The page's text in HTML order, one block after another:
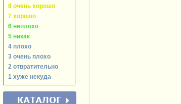
8 очень хорошо
7 хорошо
6 неплохо
5 никак
4 плохо
3 очень плохо
2 отвратительно
1 хуже некуда